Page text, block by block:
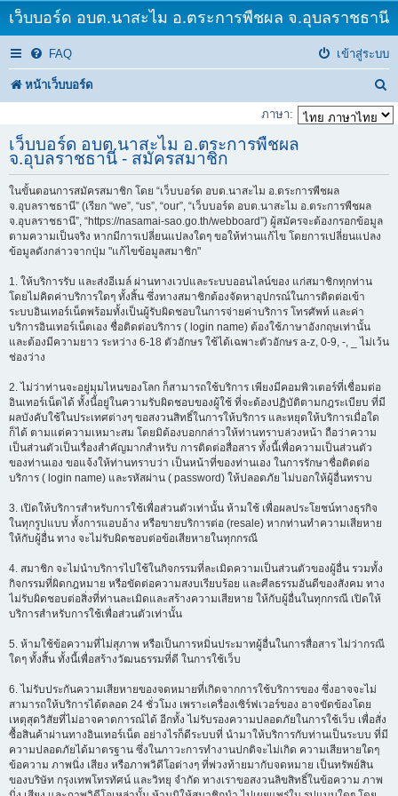
เว็บบอร์ด อบต.นาสะไม อ.ตระการพืชผล จ.อุบลราชธานี
FAQ เข้าสู่ระบบ
หน้าเว็บบอร์ด
น
ภาษา:
เว็บบอร์ด อบต.นาสะไม อ.ตระการพืชผล
จ.อุบลราชธานี - สมัครสมาชิก
ในขั้นตอนการสมัครสมาชิก โดย “เว็บบอร์ด อบต.นาสะไม อ.ตระการพืชผล
จ.อุบลราชธานี” (เรียก “we”, “us”, “our”, “เว็บบอร์ด อบต.นาสะไม อ.ตระการพืชผล
จ.อุบลราชธานี”, “https://nasamai-sao.go.th/webboard”) ผู้สมัครจะต้องกรอกข้อมูล
ตามความเป็นจริง หากมีการเปลี่ยนแปลงใดๆ ขอให้ท่านแก้ไข โดยการเปลี่ยนแปลง
ข้อมูลดังกล่าวจากปุ่ม "แก้ไขข้อมูลสมาชิก"
1. ให้บริการรับ และส่งอีเมล์ ผ่านทางเวปและระบบออนไลน์ของ แก่สมาชิกทุกท่าน
โดยไม่คิดค่าบริการใดๆ ทั้งสิ้น ซึ่งทางสมาชิกต้องจัดหาอุปกรณ์ในการติดต่อเข้า
ระบบอินเทอร์เน็ตพร้อมทั้งเป็นผู้รับผิดชอบในการจ่ายค่าบริการ โทรศัพท์ และค่า
บริการอินเทอร์เน็ตเอง ชื่อติดต่อบริการ ( login name) ต้องใช้ภาษาอังกฤษเท่านั้น
และต้องมีความยาว ระหว่าง 6-18 ตัวอักษร ใช้ได้เฉพาะตัวอักษร a-z, 0-9, -, _ ไม่เว้น
ช่องว่าง
2. ไม่ว่าท่านจะอยู่มุมไหนของโลก ก็สามารถใช้บริการ เพียงมีคอมพิวเตอร์ที่เชื่อมต่อ
อินเทอร์เน็ตได้ ทั้งนี้อยู่ในความรับผิดชอบของผู้ใช้ ที่จะต้องปฏิบัติตามกฎระเบียบ ที่มี
ผลบังคับใช้ในประเทศต่างๆ ขอสงวนสิทธิ์ในการให้บริการ และหยุดให้บริการเมื่อใด
ก็ได้ ตามแต่ความเหมาะสม โดยมิต้องบอกกล่าวให้ท่านทราบล่วงหน้า ถือว่าความ
เป็นส่วนตัวเป็นเรื่องสำคัญมากสำหรับ การติดต่อสื่อสาร ทั้งนี้เพื่อความเป็นส่วนตัว
ของท่านเอง ขอแจ้งให้ท่านทราบว่า เป็นหน้าที่ของท่านเอง ในการรักษาชื่อติดต่อ
บริการ ( login name) และรหัสผ่าน ( password) ให้ปลอดภัย ไม่บอกให้ผู้อื่นทราบ
3. เปิดให้บริการสำหรับการใช้เพื่อส่วนตัวเท่านั้น ห้ามใช้ เพื่อผลประโยชน์ทางธุรกิจ
ในทุกรูปแบบ ทั้งการแอบอ้าง หรือขายบริการต่อ (resale) หากท่านทำความเสียหาย
ให้กับผู้อื่น ทาง จะไม่รับผิดชอบต่อข้อเสียหายในทุกกรณี
4. สมาชิก จะไม่นำบริการไปใช้ในกิจกรรมที่ละเมิดความเป็นส่วนตัวของผู้อื่น รวมทั้ง
กิจกรรมที่ผิดกฎหมาย หรือขัดต่อความสงบเรียบร้อย และศีลธรรมอันดีของสังคม ทาง
ไม่รับผิดชอบต่อสิ่งที่ท่านละเมิดและสร้างความเสียหาย ให้กับผู้อื่นในทุกกรณี เปิดให้
บริการสำหรับการใช้เพื่อส่วนตัวเท่านั้น
5. ห้ามใช้ข้อความที่ไม่สุภาพ หรือเป็นการหมิ่นประมาทผู้อื่นในการสื่อสาร ไม่ว่ากรณี
ใดๆ ทั้งสิ้น ทั้งนี้เพื่อสร้างวัฒนธรรมที่ดี ในการใช้เว็บ
6. ไม่รับประกันความเสียหายของจดหมายที่เกิดจากการใช้บริการของ ซึ่งอาจจะไม่
สามารถให้บริการได้ตลอด 24 ชั่วโมง เพราะเครื่องเซิร์ฟเวอร์ของ อาจขัดข้องโดย
เหตุสุดวิสัยที่ไม่อาจคาดการณ์ได้ อีกทั้ง ไม่รับรองความปลอดภัยในการใช้เว็บ เพื่อสั่ง
ซื้อสินค้าผ่านทางอินเทอร์เน็ต อย่างไรก็ดีระบบที่ นำมาให้บริการกับท่านเป็นระบบ ที่มี
ความปลอดภัยได้มาตรฐาน ซึ่งในภาวะการทำงานปกติจะไม่เกิด ความเสียหายใดๆ
ข้อความ ภาพนิ่ง เสียง หรือภาพวิดีโอต่างๆ ที่พ่วงท้ายมากับจดหมาย เป็นทรัพย์สิน
ของบริษัท กรุงเทพโทรทัศน์ และวิทยุ จำกัด ทางเราขอสงวนลิขสิทธิ์ในข้อความ ภาพ